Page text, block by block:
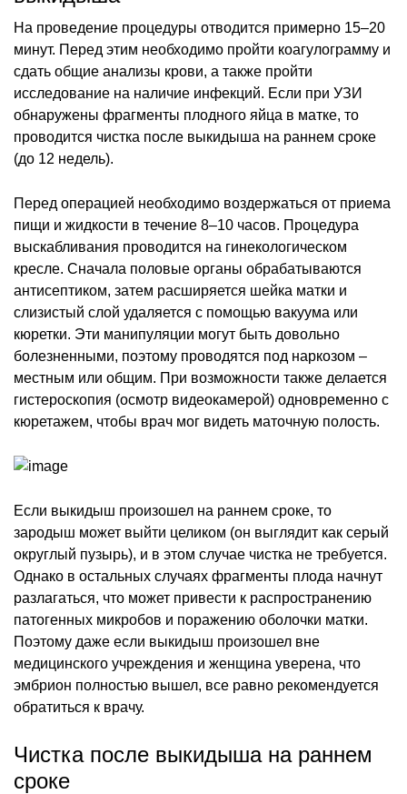
На проведение процедуры отводится примерно 15–20
минут. Перед этим необходимо пройти коагулограмму и
сдать общие анализы крови, а также пройти
исследование на наличие инфекций. Если при УЗИ
обнаружены фрагменты плодного яйца в матке, то
проводится чистка после выкидыша на раннем сроке
(до 12 недель).
Перед операцией необходимо воздержаться от приема
пищи и жидкости в течение 8–10 часов. Процедура
выскабливания проводится на гинекологическом
кресле. Сначала половые органы обрабатываются
антисептиком, затем расширяется шейка матки и
слизистый слой удаляется с помощью вакуума или
кюретки. Эти манипуляции могут быть довольно
болезненными, поэтому проводятся под наркозом –
местным или общим. При возможности также делается
гистероскопия (осмотр видеокамерой) одновременно с
кюретажем, чтобы врач мог видеть маточную полость.
Если выкидыш произошел на раннем сроке, то
зародыш может выйти целиком (он выглядит как серый
округлый пузырь), и в этом случае чистка не требуется.
Однако в остальных случаях фрагменты плода начнут
разлагаться, что может привести к распространению
патогенных микробов и поражению оболочки матки.
Поэтому даже если выкидыш произошел вне
медицинского учреждения и женщина уверена, что
эмбрион полностью вышел, все равно рекомендуется
обратиться к врачу.
Чистка после выкидыша на раннем
сроке